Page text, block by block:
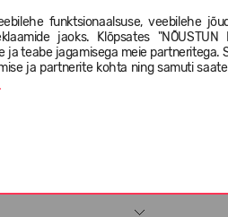
funktsionaalsuse, veebilehe
jaoks. Klõpsates "NÕUSTUN
ja teabe jagamisega meie partneritega.
ja partnerite kohta ning samuti